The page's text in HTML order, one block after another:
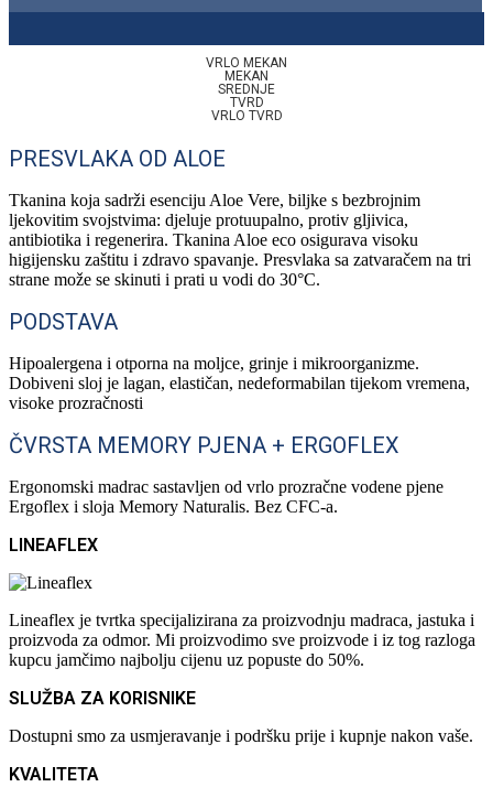
VRLO MEKAN
MEKAN
SREDNJE
TVRD
VRLO TVRD
PRESVLAKA OD ALOE
Tkanina koja sadrži esenciju Aloe Vere, biljke s bezbrojnim
ljekovitim svojstvima: djeluje protuupalno, protiv gljivica,
antibiotika i regenerira. Tkanina Aloe eco osigurava visoku
higijensku zaštitu i zdravo spavanje. Presvlaka sa zatvaračem na tri
strane može se skinuti i prati u vodi do 30°C.
PODSTAVA
Hipoalergena i otporna na moljce, grinje i mikroorganizme.
Dobiveni sloj je lagan, elastičan, nedeformabilan tijekom vremena,
visoke prozračnosti
ČVRSTA MEMORY PJENA + ERGOFLEX
Ergonomski madrac sastavljen od vrlo prozračne vodene pjene
Ergoflex i sloja Memory Naturalis. Bez CFC-a.
LINEAFLEX
Lineaflex je tvrtka specijalizirana za proizvodnju madraca, jastuka i
proizvoda za odmor. Mi proizvodimo sve proizvode i iz tog razloga
kupcu jamčimo najbolju cijenu uz popuste do 50%.
SLUŽBA ZA KORISNIKE
Dostupni smo za usmjeravanje i podršku prije i kupnje nakon vaše.
KVALITETA